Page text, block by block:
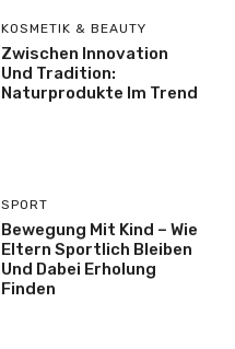
KOSMETIK & BEAUTY
Zwischen Innovation
Und Tradition:
Naturprodukte Im Trend
SPORT
Bewegung Mit Kind – Wie
Eltern Sportlich Bleiben
Und Dabei Erholung
Finden